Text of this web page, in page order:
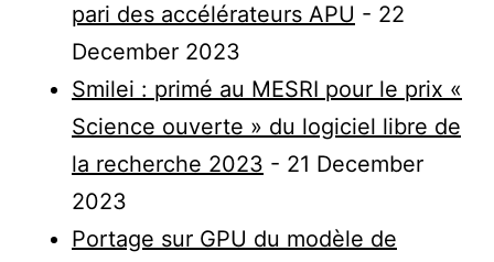
pari des accélérateurs APU​ - 22
December 2023
Smilei : primé au MESRI pour le prix «
Science ouverte » du logiciel libre de
la recherche 2023 - 21 December
2023
Portage sur GPU du modèle de